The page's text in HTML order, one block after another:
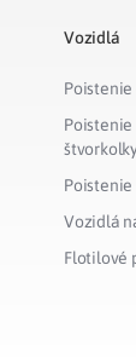
Vozidlá
Vozidlá
Flotilové